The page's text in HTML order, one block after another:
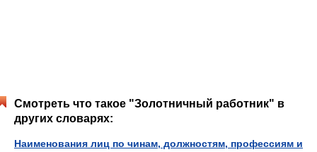
Смотреть что такое "Золотничный работник" в
других словарях:
Наименования лиц по чинам, должностям, профессиям и